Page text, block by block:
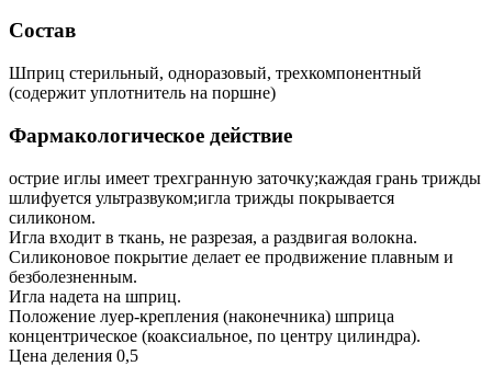
Состав
Шприц стерильный, одноразовый, трехкомпонентный
(содержит уплотнитель на поршне)
Фармакологическое действие
острие иглы имеет трехгранную заточку;каждая грань трижды
шлифуется ультразвуком;игла трижды покрывается
силиконом.
Игла входит в ткань, не разрезая, а раздвигая волокна.
Силиконовое покрытие делает ее продвижение плавным и
безболезненным.
Игла надета на шприц.
Положение луер-крепления (наконечника) шприца
концентрическое (коаксиальное, по центру цилиндра).
Цена деления 0,5